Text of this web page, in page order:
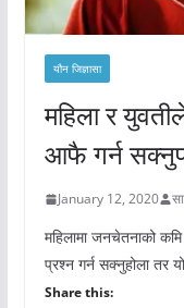
यौन जिज्ञासा
महिला र
आफै गर्न
January 12, 2020
महिलामा जनचेतनाको
प्रश्न गर्न सक्नुहोला तर
Share this: